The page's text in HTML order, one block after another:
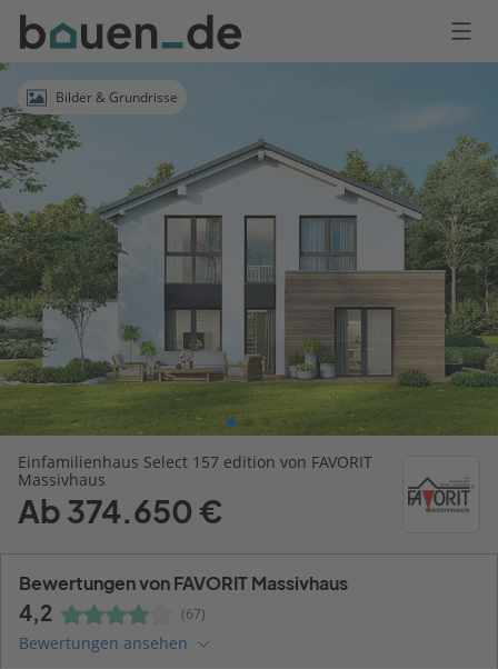
Bauen
Logo
Anmelden
Bilder & Grundrisse
Einfamilienhaus Select 157 edition von FAVORIT
Massivhaus
Ab 374.650 €
Bewertungen von FAVORIT Massivhaus
4,2 (67)
Bewertungen ansehen